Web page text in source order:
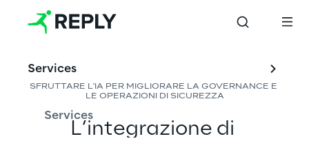
Services
Services
SFRUTTARE L'IA PER MIGLIORARE LA GOVERNANCE E
LE OPERAZIONI DI SICUREZZA
L’integrazione di